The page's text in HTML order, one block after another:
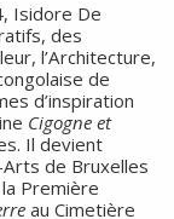
Isidore De
des
l’Architecture,
de
d’inspiration
Cigogne et
Il devient
de Bruxelles
Première
au Cimetière